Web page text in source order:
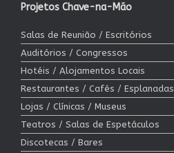
Projetos Chave-na-Mão
Salas de Reunião / Escritórios
Auditórios / Congressos
Hotéis / Alojamentos Locais
Restaurantes / Cafés / Esplanadas
Lojas / Clínicas / Museus
Teatros / Salas de Espetáculos
Discotecas / Bares